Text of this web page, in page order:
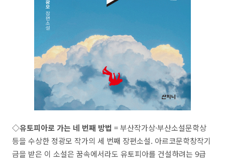
◇유토피아로 가는 네 번째 방법 = 부산작가상·부산소설문학상
등을 수상한 정광모 작가의 세 번째 장편소설. 아르코문학창작기
금을 받은 이 소설은 꿈속에서라도 유토피아를 건설하려는 9급